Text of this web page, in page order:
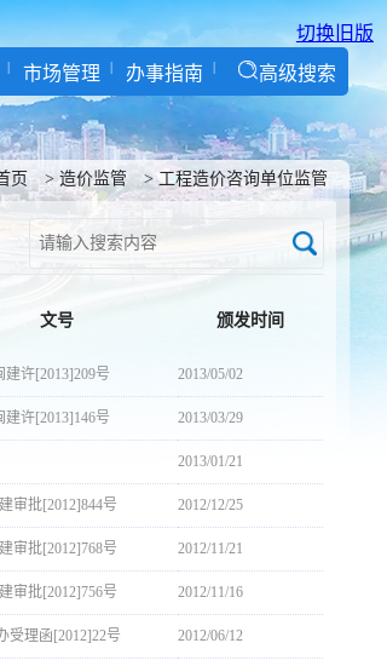
切换旧版
市场管理 办事指南 高级搜索
页 >造价监管 >工程造价咨询单位监管
文号 颁发时间
建许[2013]209号 2013/05/02
建许[2013]146号 2013/03/29
2013/01/21
审批[2012]844号 2012/12/25
审批[2012]768号 2012/11/21
审批[2012]756号 2012/11/16
受理函[2012]22号 2012/06/12